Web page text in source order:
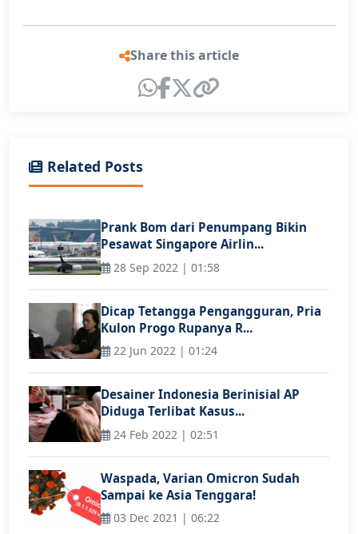
Share this article
Related Posts
Prank Bom dari Penumpang Bikin
Pesawat Singapore Airlin...
28 Sep 2022 | 01:58
Dicap Tetangga Pengangguran, Pria
Kulon Progo Rupanya R...
22 Jun 2022 | 01:24
Desainer Indonesia Berinisial AP
Diduga Terlibat Kasus...
24 Feb 2022 | 02:51
Waspada, Varian Omicron Sudah
Sampai ke Asia Tenggara!
03 Dec 2021 | 06:22